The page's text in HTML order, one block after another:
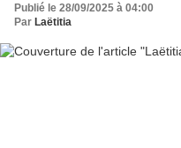
Publié le 28/09/2025 à 04:00
Par Laëtitia